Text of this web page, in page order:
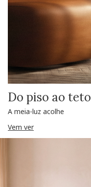
Do piso ao teto
A meia-luz acolhe
Vem ver